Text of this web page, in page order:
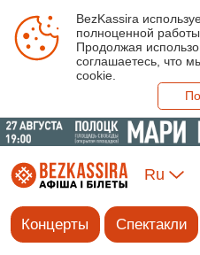
BezKassira
полноценной
Продолжая
соглашаетесь, что
cookie.
Ru
Концерты Спектакли